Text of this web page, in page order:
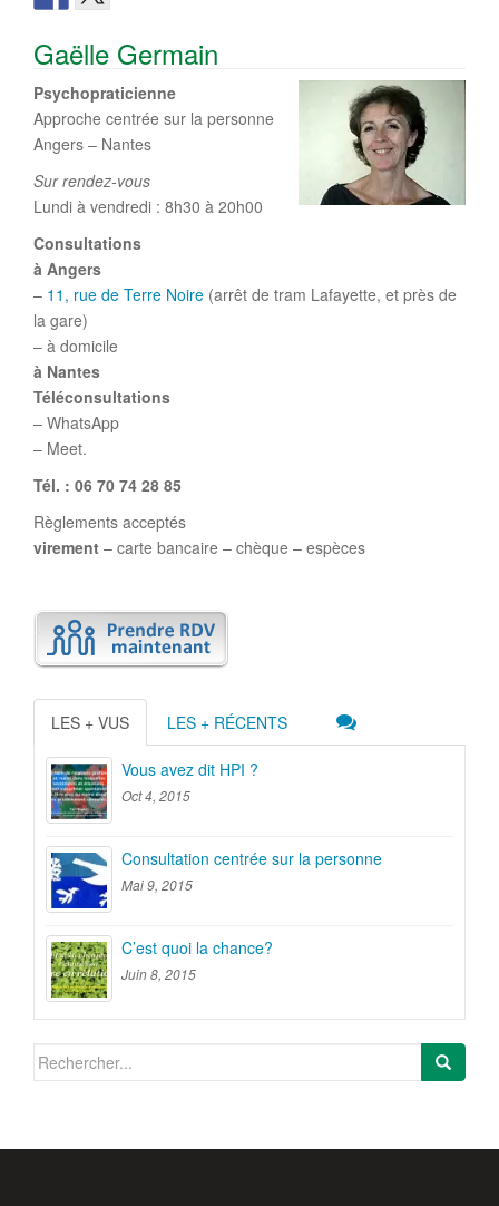
Gaëlle Germain
Psychopraticienne
Approche centrée sur la personne
Angers – Nantes
Sur rendez-vous
Lundi à vendredi : 8h30 à 20h00
Consultations
à Angers
– 11, rue de Terre Noire (arrêt de tram Lafayette, et près de
la gare)
– à domicile
à Nantes
Téléconsultations
– WhatsApp
– Meet.
Tél. : 06 70 74 28 85
Règlements acceptés
virement – carte bancaire – chèque – espèces
LES + VUS LES + RÉCENTS
Vous avez dit HPI ?
Oct 4, 2015
Consultation centrée sur la personne
Mai 9, 2015
C’est quoi la chance?
Juin 8, 2015
Search